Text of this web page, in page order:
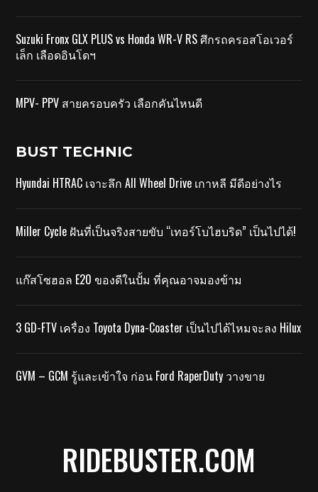
Suzuki Fronx GLX PLUS vs Honda WR-V RS ศึกรถครอสโอเวอร์
เล็ก เลือดอินโดฯ
MPV- PPV สายครอบครัว เลือกคันไหนดี
BUST TECHNIC
Hyundai HTRAC เจาะลึก All Wheel Drive เกาหลี มีดีอย่างไร
Miller Cycle ฝันที่เป็นจริงสายขับ “เทอร์โบไฮบริด” เป็นไปได้!
แก๊สโซฮอล E20 ของดีในปั้ม ที่คุณอาจมองข้าม
3 GD-FTV เครื่อง Toyota Dyna-Coaster เป็นไปได้ไหมจะลง Hilux
GVM – GCM รู้และเข้าใจ ก่อน Ford RaperDuty วางขาย
RIDEBUSTER.COM